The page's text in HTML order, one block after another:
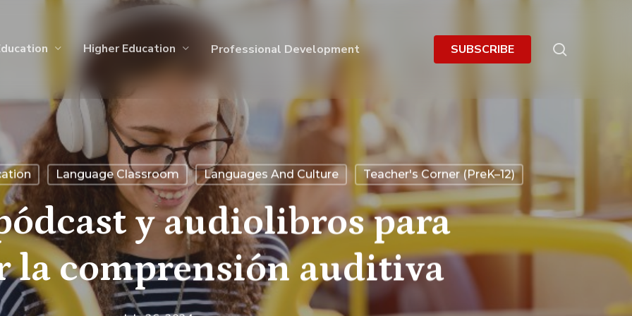
Higher Education Professional Development SUBSCRIBE
Language Classroom Languages And Culture Teacher's Corner (PreK–12)
y audiolibros para
la comprensión auditiva